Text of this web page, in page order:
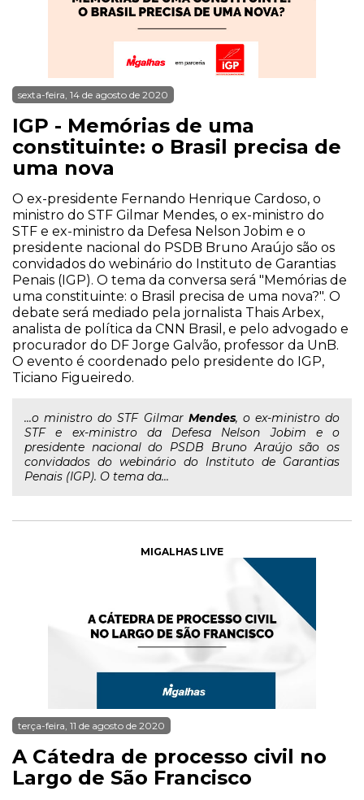
sexta-feira, 14 de agosto de 2020
IGP - Memórias de uma
constituinte: o Brasil precisa de
uma nova
O ex-presidente Fernando Henrique Cardoso, o
ministro do STF Gilmar Mendes, o ex-ministro do
STF e ex-ministro da Defesa Nelson Jobim e o
presidente nacional do PSDB Bruno Araújo são os
convidados do webinário do Instituto de Garantias
Penais (IGP). O tema da conversa será "Memórias de
uma constituinte: o Brasil precisa de uma nova?". O
debate será mediado pela jornalista Thais Arbex,
analista de política da CNN Brasil, e pelo advogado e
procurador do DF Jorge Galvão, professor da UnB.
O evento é coordenado pelo presidente do IGP,
Ticiano Figueiredo.
...o ministro do STF Gilmar Mendes, o ex-ministro do
STF e ex-ministro da Defesa Nelson Jobim e o
presidente nacional do PSDB Bruno Araújo são os
convidados do webinário do Instituto de Garantias
Penais (IGP). O tema da...
MIGALHAS LIVE
terça-feira, 11 de agosto de 2020
A Cátedra de processo civil no
Largo de São Francisco